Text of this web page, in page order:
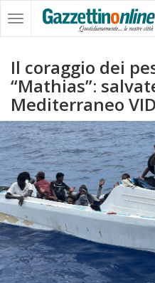
Il coraggio dei
“Mathias”:
Mediterraneo